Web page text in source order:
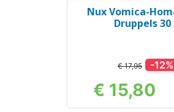
Snel
Nux Vomica-
Druppels 30
€ 17,95 -12%
Prijs
€ 15,80